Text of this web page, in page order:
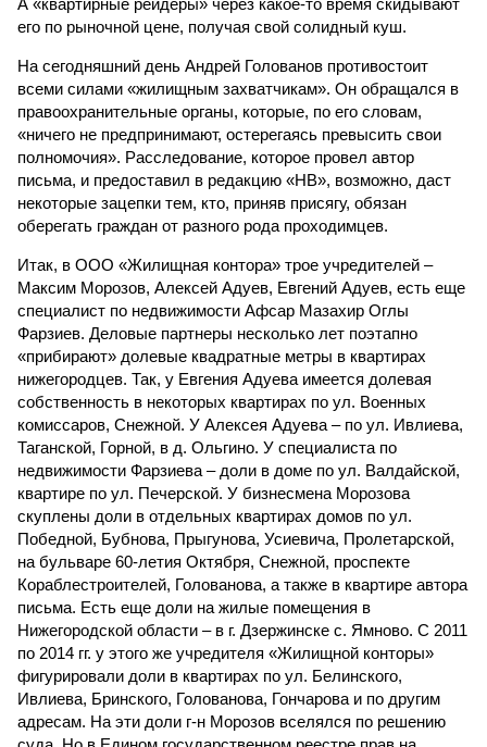
А «квартирные рейдеры» через какое-то время скидывают
его по рыночной цене, получая свой солидный куш.
На сегодняшний день Андрей Голованов противостоит
всеми силами «жилищным захватчикам». Он обращался в
правоохранительные органы, которые, по его словам,
«ничего не предпринимают, остерегаясь превысить свои
полномочия». Расследование, которое провел автор
письма, и предоставил в редакцию «НВ», возможно, даст
некоторые зацепки тем, кто, приняв присягу, обязан
оберегать граждан от разного рода проходимцев.
Итак, в ООО «Жилищная контора» трое учредителей –
Максим Морозов, Алексей Адуев, Евгений Адуев, есть еще
специалист по недвижимости Афсар Мазахир Оглы
Фарзиев. Деловые партнеры несколько лет поэтапно
«прибирают» долевые квадратные метры в квартирах
нижегородцев. Так, у Евгения Адуева имеется долевая
собственность в некоторых квартирах по ул. Военных
комиссаров, Снежной. У Алексея Адуева – по ул. Ивлиева,
Таганской, Горной, в д. Ольгино. У специалиста по
недвижимости Фарзиева – доли в доме по ул. Валдайской,
квартире по ул. Печерской. У бизнесмена Морозова
скуплены доли в отдельных квартирах домов по ул.
Победной, Бубнова, Прыгунова, Усиевича, Пролетарской,
на бульваре 60-летия Октября, Снежной, проспекте
Кораблестроителей, Голованова, а также в квартире автора
письма. Есть еще доли на жилые помещения в
Нижегородской области – в г. Дзержинске с. Ямново. С 2011
по 2014 гг. у этого же учредителя «Жилищной конторы»
фигурировали доли в квартирах по ул. Белинского,
Ивлиева, Бринского, Голованова, Гончарова и по другим
адресам. На эти доли г-н Морозов вселялся по решению